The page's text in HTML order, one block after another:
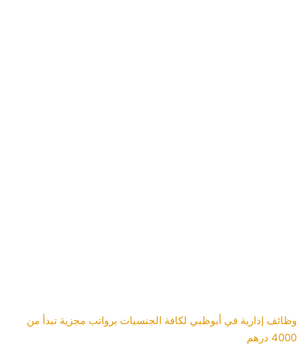
وظائف إدارية في أبوظبي لكافة الجنسيات برواتب مجزية تبدأ من
4000 درهم